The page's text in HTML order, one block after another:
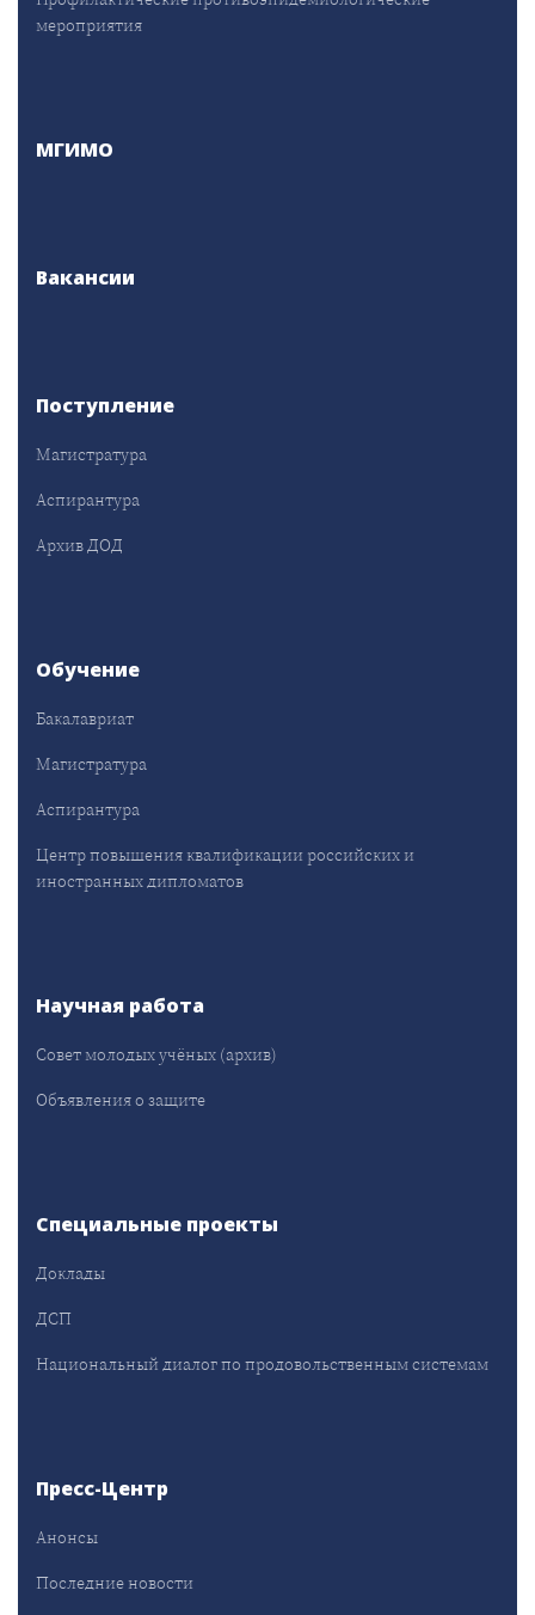
мероприятия
МГИМО
Вакансии
Поступление
Магистратура
Аспирантура
Архив ДОД
Обучение
Бакалавриат
Магистратура
Аспирантура
Центр повышения квалификации российских и
иностранных дипломатов
Научная работа
Совет молодых учёных (архив)
Объявления о защите
Специальные проекты
Доклады
ДСП
Национальный диалог по продовольственным системам
Пресс-Центр
Анонсы
Последние новости